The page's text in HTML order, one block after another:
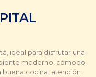
ideal para disfrutar una
moderno, cómodo
cocina, atención